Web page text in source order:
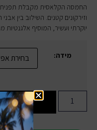
החמסה הקלאסית מקבלת תפנית
וזירקונים קטנים. השילוב בין
יוקרתי ועשיר, המוסיף
מידה:
הוספה